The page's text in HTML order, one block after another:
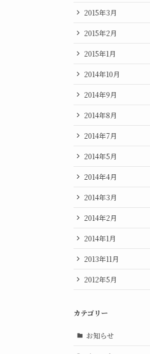
2015年3月
2015年2月
2015年1月
2014年10月
2014年9月
2014年8月
2014年7月
2014年5月
2014年4月
2014年3月
2014年2月
2014年1月
2013年11月
2012年5月
カテゴリー
お知らせ